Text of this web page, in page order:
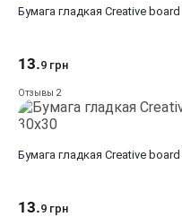
Бумага гладкая Creative
13.9 грн
Отзывы 2
Бумага гладкая Creative
13.9 грн